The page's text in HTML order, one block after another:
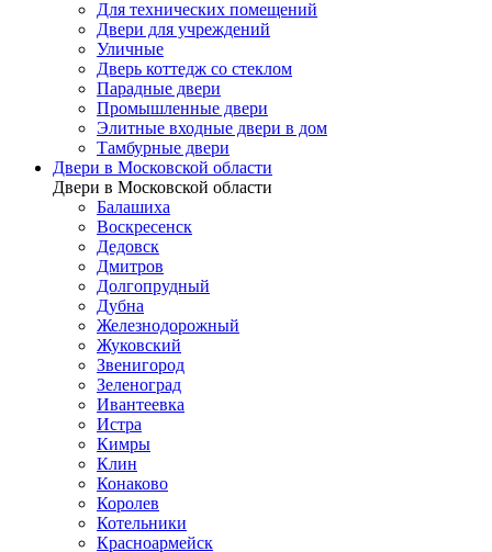
Для технических помещений
Двери для учреждений
Уличные
Дверь коттедж со стеклом
Парадные двери
Промышленные двери
Элитные входные двери в дом
Тамбурные двери
Двери в Московской области
Двери в Московской области
Балашиха
Воскресенск
Дедовск
Дмитров
Долгопрудный
Дубна
Железнодорожный
Жуковский
Звенигород
Зеленоград
Ивантеевка
Истра
Кимры
Клин
Конаково
Королев
Котельники
Красноармейск